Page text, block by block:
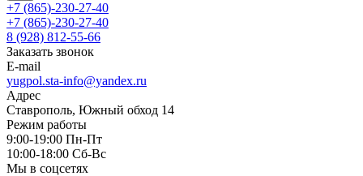
+7 (865)-230-27-40
+7 (865)-230-27-40
8 (928) 812-55-66
Заказать звонок
E-mail
yugpol.sta-info@yandex.ru
Адрес
Ставрополь, Южный обход 14
Режим работы
9:00-19:00 Пн-Пт
10:00-18:00 Cб-Вс
Мы в соцсетях